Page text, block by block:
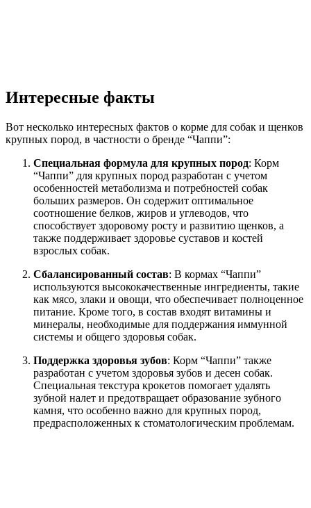
Интересные факты
Вот несколько интересных фактов о корме для собак и щенков
крупных пород, в частности о бренде “Чаппи”:
Специальная формула для крупных пород: Корм
“Чаппи” для крупных пород разработан с учетом
особенностей метаболизма и потребностей собак
больших размеров. Он содержит оптимальное
соотношение белков, жиров и углеводов, что
способствует здоровому росту и развитию щенков, а
также поддерживает здоровье суставов и костей
взрослых собак.
Сбалансированный состав: В кормах “Чаппи”
используются высококачественные ингредиенты, такие
как мясо, злаки и овощи, что обеспечивает полноценное
питание. Кроме того, в состав входят витамины и
минералы, необходимые для поддержания иммунной
системы и общего здоровья собак.
Поддержка здоровья зубов: Корм “Чаппи” также
разработан с учетом здоровья зубов и десен собак.
Специальная текстура крокетов помогает удалять
зубной налет и предотвращает образование зубного
камня, что особенно важно для крупных пород,
предрасположенных к стоматологическим проблемам.